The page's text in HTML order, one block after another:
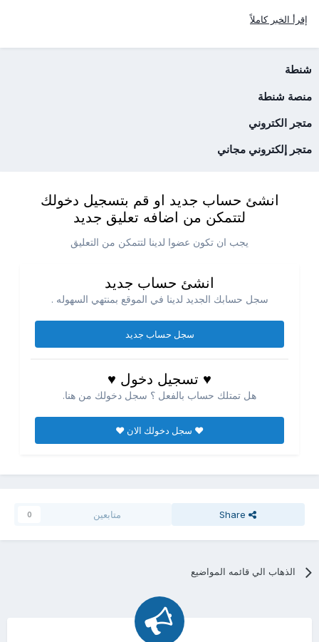
إقرأ الخبر كاملاً
شنطة
منصة شنطة
متجر الكتروني
متجر إلكتروني مجاني
انشئ حساب جديد او قم بتسجيل دخولك
لتتمكن من اضافه تعليق جديد
يجب ان تكون عضوا لدينا لتتمكن من التعليق
انشئ حساب جديد
سجل حسابك الجديد لدينا في الموقع بمنتهي السهوله .
سجل حساب جديد
♥ تسجيل دخول ♥
هل تمتلك حساب بالفعل ؟ سجل دخولك من هنا.
♥ سجل دخولك الان ♥
Share متابعين 0
الذهاب الي قائمه المواضيع